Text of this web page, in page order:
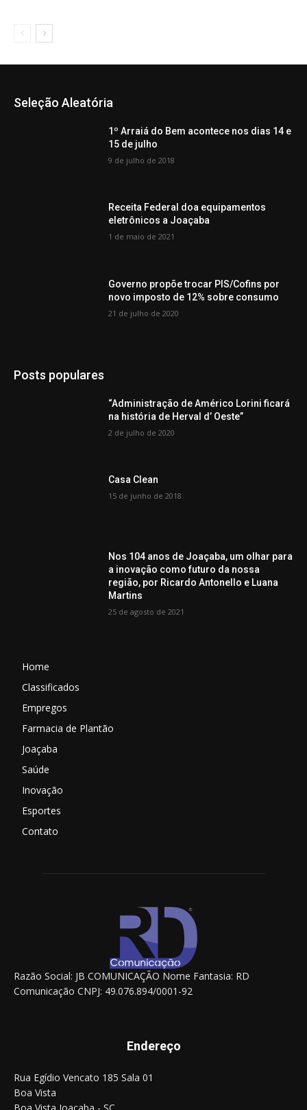
Seleção Aleatória
1º Arraiá do Bem acontece nos dias 14 e
15 de julho
9 de julho de 2018
Receita Federal doa equipamentos
eletrônicos a Joaçaba
1 de maio de 2021
Governo propõe trocar PIS/Cofins por
novo imposto de 12% sobre consumo
21 de julho de 2020
Posts populares
“Administração de Américo Lorini ficará
na história de Herval d’ Oeste”
2 de julho de 2020
Casa Clean
15 de junho de 2018
Nos 104 anos de Joaçaba, um olhar para
a inovação como futuro da nossa
região, por Ricardo Antonello e Luana
Martins
25 de agosto de 2021
Home
Classificados
Empregos
Farmacia de Plantão
Joaçaba
Saúde
Inovação
Esportes
Contato
Razão Social: JB COMUNICAÇÃO Nome Fantasia: RD
Comunicação CNPJ: 49.076.894/0001-92
Endereço
Rua Egídio Vencato 185 Sala 01
Boa Vista